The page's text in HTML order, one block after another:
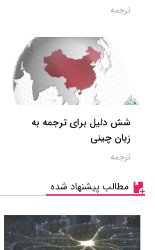
ترجمه
شش دلیل برای ترجمه به
زبان چینی
ترجمه
مطالب پیشنهاد شده